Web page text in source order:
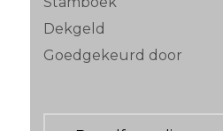
Dekgeld
Goedgekeurd door